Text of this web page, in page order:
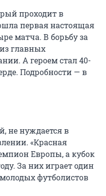
проходит в
первая настоящая
матча. В борьбу за
главных
А героем стал 40-
Подробности — в
не нуждается в
«Красная
Европы, а кубок
За них играет один
футболистов